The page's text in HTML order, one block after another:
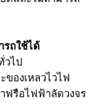
รถใช้ได้
วไป
ของเหลวไวไฟ
ฟรือไฟฟ้าลัดวงจร